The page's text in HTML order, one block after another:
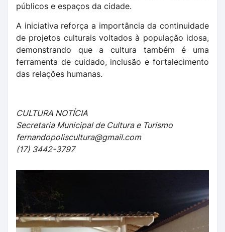
públicos e espaços da cidade.
A iniciativa reforça a importância da continuidade
de projetos culturais voltados à população idosa,
demonstrando que a cultura também é uma
ferramenta de cuidado, inclusão e fortalecimento
das relações humanas.
CULTURA NOTÍCIA
Secretaria Municipal de Cultura e Turismo
fernandopoliscultura@gmail.com
(17) 3442-3797